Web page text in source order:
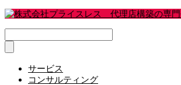
サービス
コンサルティング